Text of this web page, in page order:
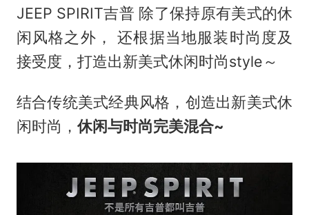
JEEP SPIRIT吉普 除了保持原有美式的休
闲风格之外， 还根据当地服装时尚度及
接受度，打造出新美式休闲时尚style～
结合传统美式经典风格，创造出新美式休
闲时尚， 休闲与时尚完美混合~